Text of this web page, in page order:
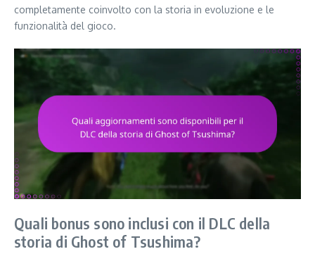
completamente coinvolto con la storia in evoluzione e le
funzionalità del gioco.
Quali bonus sono inclusi con il DLC della
storia di Ghost of Tsushima?